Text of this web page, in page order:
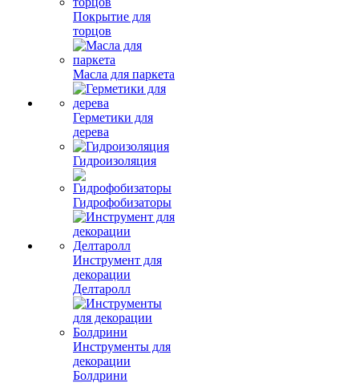
Покрытие для
торцов
Масла для паркета
Герметики для
дерева
Гидроизоляция
Гидрофобизаторы
Инструмент для
декорации
Делтаролл
Инструменты для
декорации
Болдрини